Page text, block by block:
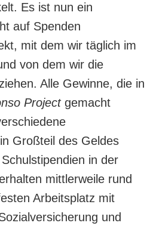
Es ist nun ein
auf Spenden
mit dem wir täglich im
von dem wir die
Alle Gewinne, die in
Projectgemacht
Großteil des Geldes
in der
mittlerweile rund
Arbeitsplatz mit
und